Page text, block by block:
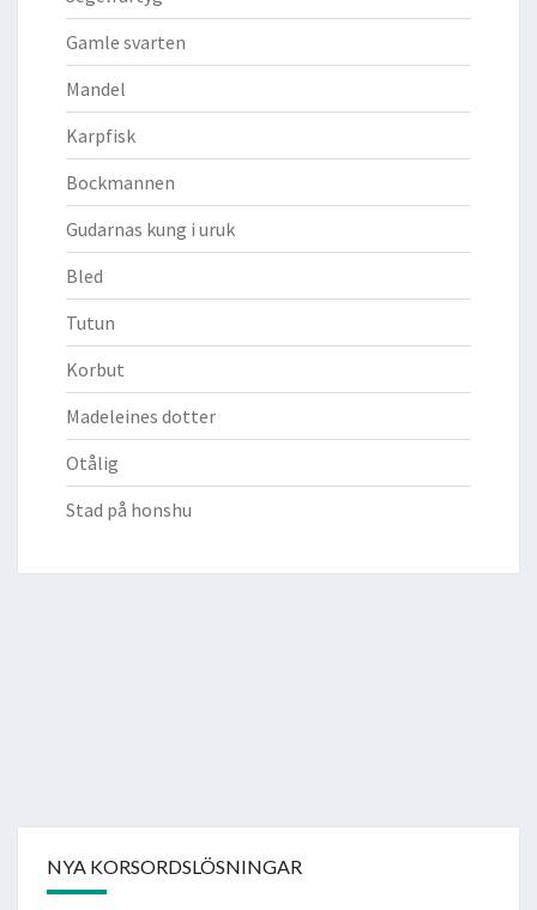
Gamle svarten
Mandel
Karpfisk
Bockmannen
Gudarnas kung i uruk
Bled
Tutun
Korbut
Madeleines dotter
Otålig
Stad på honshu
NYA KORSORDSLÖSNINGAR